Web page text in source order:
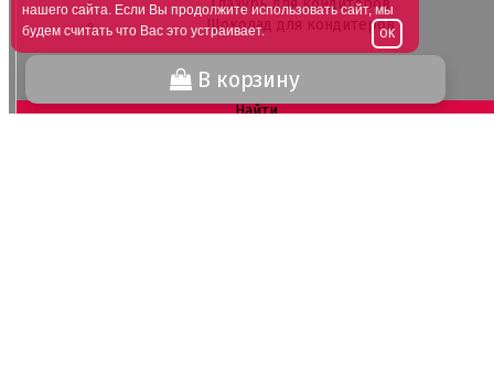
Глазурь для кондитеров
Шоколад для кондитеров
Найти
В корзину
нашего сайта. Если Вы продолжите использовать сайт, мы
будем считать что Вас это устраивает.
OK